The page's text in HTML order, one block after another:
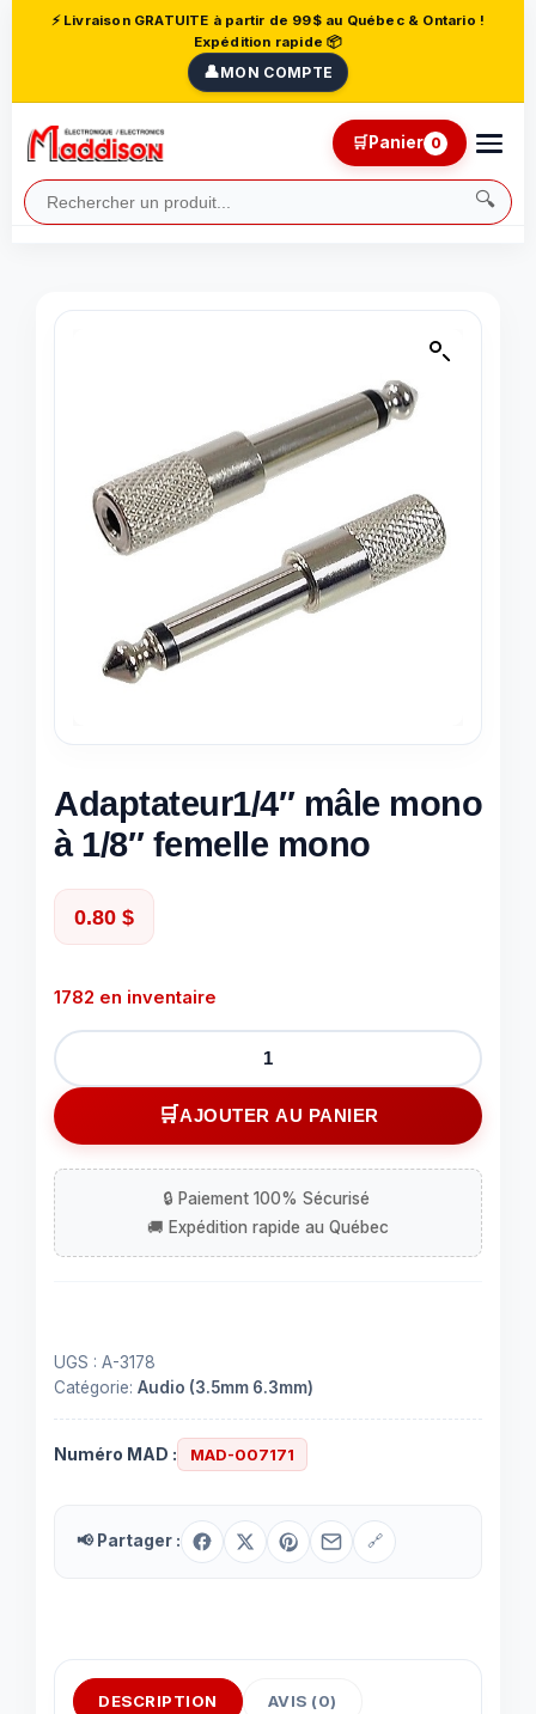
⚡ Livraison GRATUITE à partir de 99$ au Québec & Ontario !
Expédition rapide 📦
👤MON COMPTE
🔍
🛒Panier 0
Adaptateur1/4″ mâle mono
à 1/8″ femelle mono
0.80 $
1782 en inventaire
quantité
de
Adaptateur1/4"
mâle
à
1/8"
femelle
AJOUTER AU PANIER
UGS : A-3178
Catégorie: Audio (3.5mm 6.3mm)
Numéro MAD : MAD-007171
📢 Partager : 🔗
DESCRIPTION AVIS (0)